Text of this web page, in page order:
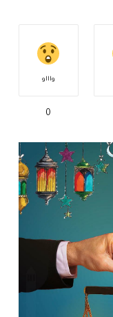
واااو
0